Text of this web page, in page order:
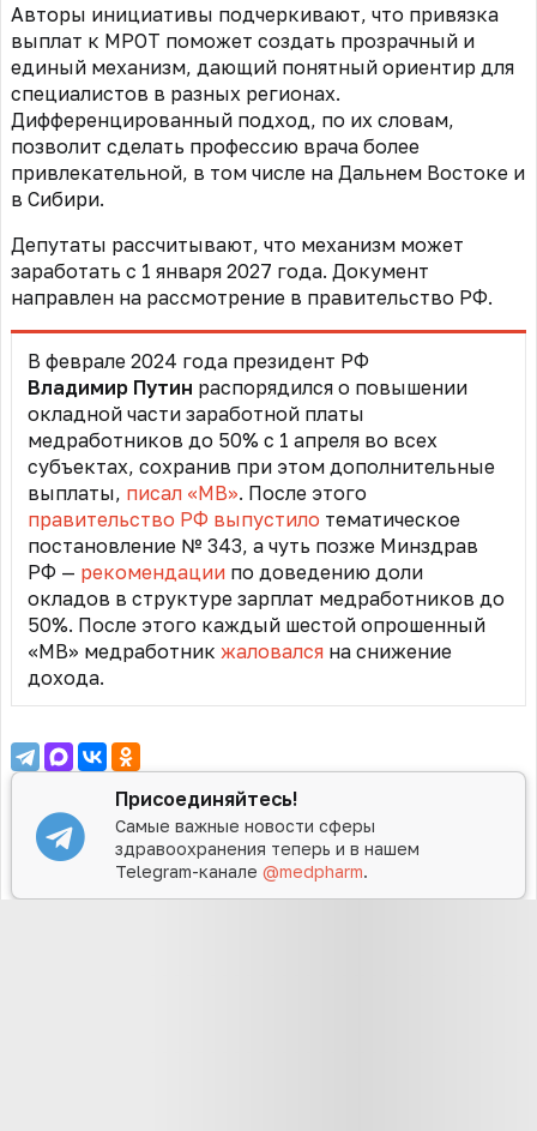
Авторы инициативы подчеркивают, что привязка
выплат к МРОТ поможет создать прозрачный и
единый механизм, дающий понятный ориентир для
специалистов в разных регионах.
Дифференцированный подход, по их словам,
позволит сделать профессию врача более
привлекательной, в том числе на Дальнем Востоке и
в Сибири.
Депутаты рассчитывают, что механизм может
заработать с 1 января 2027 года. Документ
направлен на рассмотрение в правительство РФ.
В феврале 2024 года президент РФ
Владимир Путин распорядился о повышении
окладной части заработной платы
медработников до 50% с 1 апреля во всех
субъектах, сохранив при этом дополнительные
выплаты, писал «МВ». После этого
правительство РФ выпустило тематическое
постановление № 343, а чуть позже Минздрав
РФ — рекомендациипо доведению доли
окладов в структуре зарплат медработников до
50%. После этого каждый шестой опрошенный
«МВ» медработник жаловалсяна снижение
дохода.
Присоединяйтесь!
Самые важные новости сферы
здравоохранения теперь и в нашем
Telegram-канале@medpharm.